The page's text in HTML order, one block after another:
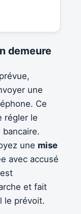
demeure
une
Ce
régler le
bancaire.
une mise
avec accusé
et fait
le prévoit.